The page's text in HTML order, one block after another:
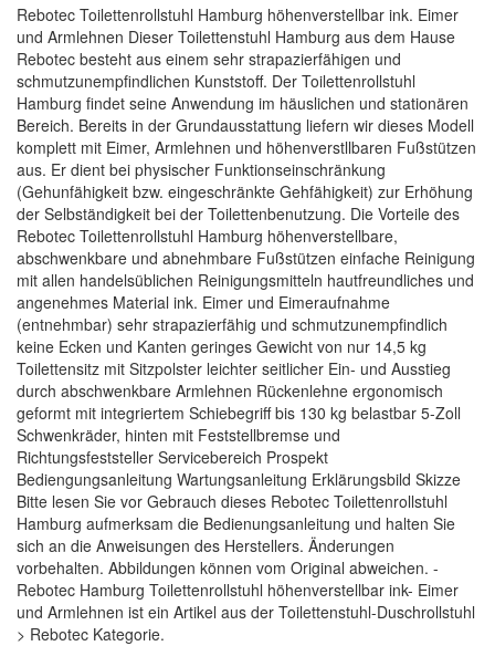
Rebotec Toilettenrollstuhl Hamburg höhenverstellbar ink. Eimer
und Armlehnen Dieser Toilettenstuhl Hamburg aus dem Hause
Rebotec besteht aus einem sehr strapazierfähigen und
schmutzunempfindlichen Kunststoff. Der Toilettenrollstuhl
Hamburg findet seine Anwendung im häuslichen und stationären
Bereich. Bereits in der Grundausstattung liefern wir dieses Modell
komplett mit Eimer, Armlehnen und höhenverstllbaren Fußstützen
aus. Er dient bei physischer Funktionseinschränkung
(Gehunfähigkeit bzw. eingeschränkte Gehfähigkeit) zur Erhöhung
der Selbständigkeit bei der Toilettenbenutzung. Die Vorteile des
Rebotec Toilettenrollstuhl Hamburg höhenverstellbare,
abschwenkbare und abnehmbare Fußstützen einfache Reinigung
mit allen handelsüblichen Reinigungsmitteln hautfreundliches und
angenehmes Material ink. Eimer und Eimeraufnahme
(entnehmbar) sehr strapazierfähig und schmutzunempfindlich
keine Ecken und Kanten geringes Gewicht von nur 14,5 kg
Toilettensitz mit Sitzpolster leichter seitlicher Ein- und Ausstieg
durch abschwenkbare Armlehnen Rückenlehne ergonomisch
geformt mit integriertem Schiebegriff bis 130 kg belastbar 5-Zoll
Schwenkräder, hinten mit Feststellbremse und
Richtungsfeststeller Servicebereich Prospekt
Bediengungsanleitung Wartungsanleitung Erklärungsbild Skizze
Bitte lesen Sie vor Gebrauch dieses Rebotec Toilettenrollstuhl
Hamburg aufmerksam die Bedienungsanleitung und halten Sie
sich an die Anweisungen des Herstellers. Änderungen
vorbehalten. Abbildungen können vom Original abweichen. -
Rebotec Hamburg Toilettenrollstuhl höhenverstellbar ink- Eimer
und Armlehnen ist ein Artikel aus der Toilettenstuhl-Duschrollstuhl
> Rebotec Kategorie.